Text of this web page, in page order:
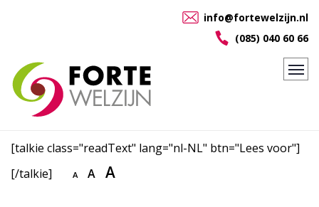
info@fortewelzijn.nl
(085) 040 60 66
[talkie class="readText" lang="nl-NL" btn="Lees voor"]
[/talkie]
A A A